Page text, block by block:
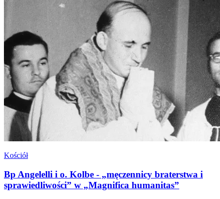
Kościół
Bp Angelelli i o. Kolbe - „męczennicy braterstwa i
sprawiedliwości” w „Magnifica humanitas”